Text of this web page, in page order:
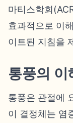
마티스학회
효과적으로 이
이트된 지침을
통풍의 이
통풍은 관절에
이 결정체는 염